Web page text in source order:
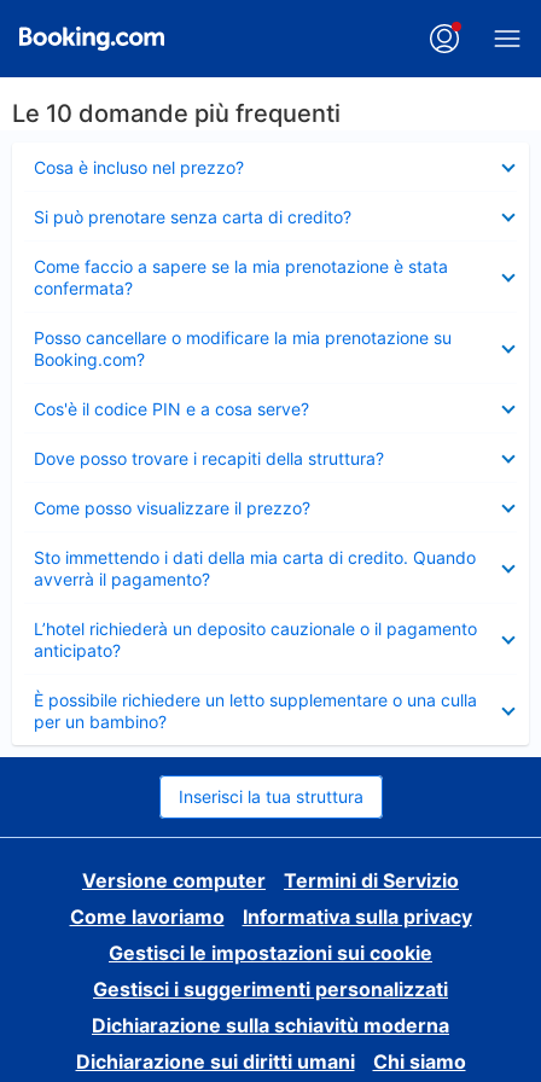
Le 10 domande più frequenti
Cosa è incluso nel prezzo?
chiuso
Si può prenotare senza carta di credito?
chiuso
Come faccio a sapere se la mia prenotazione è stata
confermata?
chiuso
Posso cancellare o modificare la mia prenotazione su
Booking.com?
chiuso
Cos'è il codice PIN e a cosa serve?
chiuso
Dove posso trovare i recapiti della struttura?
chiuso
Come posso visualizzare il prezzo?
chiuso
Sto immettendo i dati della mia carta di credito. Quando
avverrà il pagamento?
chiuso
L’hotel richiederà un deposito cauzionale o il pagamento
anticipato?
chiuso
È possibile richiedere un letto supplementare o una culla
per un bambino?
Elemento
chiuso
Inserisci la tua struttura
Versione computer
Termini di Servizio
Come lavoriamo
Informativa sulla privacy
Gestisci le impostazioni sui cookie
Gestisci i suggerimenti personalizzati
Dichiarazione sulla schiavitù moderna
Dichiarazione sui diritti umani
Chi siamo